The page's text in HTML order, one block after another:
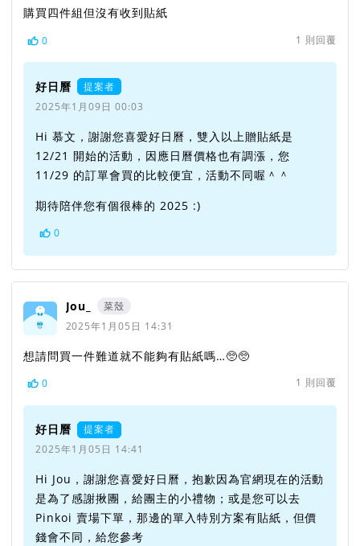
購買四件組但沒有收到貼紙
0 1 則回覆
好日曆
提案者
2025年1月09日 00:03
Hi 慕文，謝謝您喜愛好日曆，雙入以上贈貼紙是
12/21 開始的活動，因應日曆價格也有調漲，您
11/29 的訂單會買的比較便宜，活動不同喔＾＾
期待陪伴您有個很棒的 2025 :)
0
Jou_
菜殼
2025年1月05日 14:31
想請問買一件難道就不能夠有貼紙嗎…🥺🥺
0 1 則回覆
好日曆
提案者
2025年1月05日 14:41
Hi Jou，謝謝您喜愛好日曆，抱歉因為官網現在的活動
是為了感謝揪團，給團主的小禮物；或是您可以去
Pinkoi 賣場下單，那邊的單入特別方案有貼紙，但價
錢會不同，給您參考